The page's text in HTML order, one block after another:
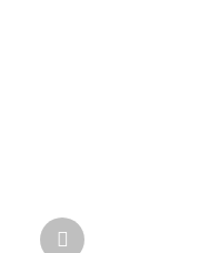
Ďalší
produkt